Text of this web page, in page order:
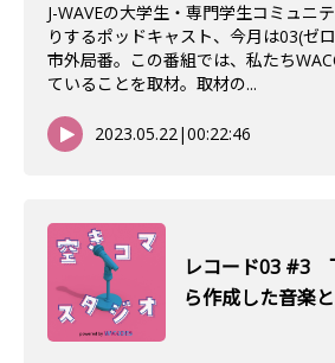
J-WAVEの大学生・専門学生コミュニ
りするポッドキャスト、今月は03(ゼ
市外局番。この番組では、私たち
ていることを取材。取材の...
2023.05.22|00:22:46
レコード03 #3
ら作成した音楽